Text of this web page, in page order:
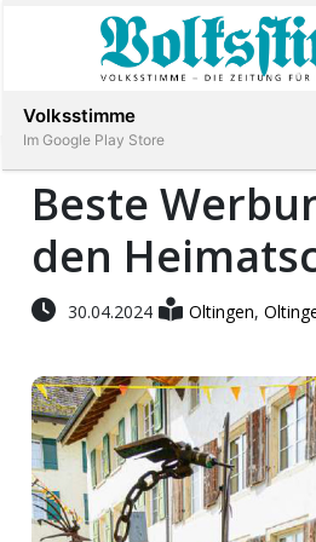
Immobilien
Veranstaltungen
Stellen
E-
Paper
App
Abonnieren
Beste
den
30.04.2024 Oltingen,
Volksstimme
Im Google Play Store